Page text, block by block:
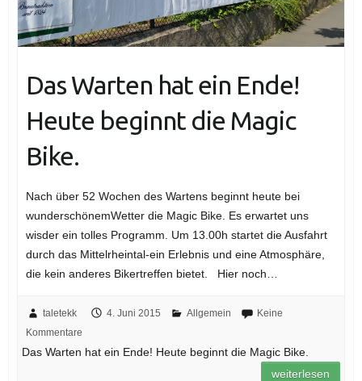
Das Warten hat ein Ende!
Heute beginnt die Magic
Bike.
Nach über 52 Wochen des Wartens beginnt heute bei
wunderschönemWetter die Magic Bike. Es erwartet uns
wisder ein tolles Programm. Um 13.00h startet die Ausfahrt
durch das Mittelrheintal-ein Erlebnis und eine Atmosphäre,
die kein anderes Bikertreffen bietet. Hier noch…
taletekk 4. Juni 2015 Allgemein
Keine
Kommentare
Das Warten hat ein Ende! Heute beginnt die Magic Bike.
weiterlesen